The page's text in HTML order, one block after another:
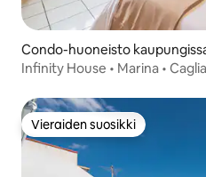
Condo-huoneisto
Infinity House • Marina •
Vieraiden suosikki
Vieraiden suosikki